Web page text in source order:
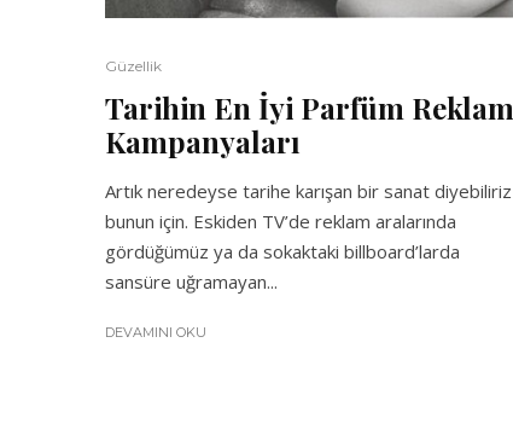
Güzellik
Tarihin En İyi Parfüm Reklam
Kampanyaları
Artık neredeyse tarihe karışan bir sanat diyebiliriz
bunun için. Eskiden TV’de reklam aralarında
gördüğümüz ya da sokaktaki billboard’larda
sansüre uğramayan...
DEVAMINI OKU